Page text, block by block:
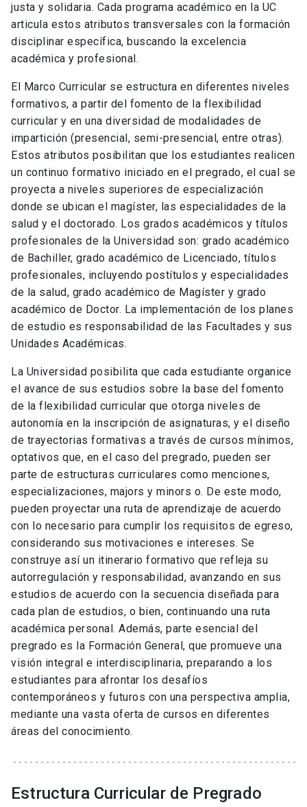
justa y solidaria. Cada programa académico en la UC
articula estos atributos transversales con la formación
disciplinar específica, buscando la excelencia
académica y profesional.
El Marco Curricular se estructura en diferentes niveles
formativos, a partir del fomento de la flexibilidad
curricular y en una diversidad de modalidades de
impartición (presencial, semi-presencial, entre otras).
Estos atributos posibilitan que los estudiantes realicen
un continuo formativo iniciado en el pregrado, el cual se
proyecta a niveles superiores de especialización
donde se ubican el magíster, las especialidades de la
salud y el doctorado. Los grados académicos y títulos
profesionales de la Universidad son: grado académico
de Bachiller, grado académico de Licenciado, títulos
profesionales, incluyendo postítulos y especialidades
de la salud, grado académico de Magíster y grado
académico de Doctor. La implementación de los planes
de estudio es responsabilidad de las Facultades y sus
Unidades Académicas.
La Universidad posibilita que cada estudiante organice
el avance de sus estudios sobre la base del fomento
de la flexibilidad curricular que otorga niveles de
autonomía en la inscripción de asignaturas, y el diseño
de trayectorias formativas a través de cursos mínimos,
optativos que, en el caso del pregrado, pueden ser
parte de estructuras curriculares como menciones,
especializaciones, majors y minors o. De este modo,
pueden proyectar una ruta de aprendizaje de acuerdo
con lo necesario para cumplir los requisitos de egreso,
considerando sus motivaciones e intereses. Se
construye así un itinerario formativo que refleja su
autorregulación y responsabilidad, avanzando en sus
estudios de acuerdo con la secuencia diseñada para
cada plan de estudios, o bien, continuando una ruta
académica personal. Además, parte esencial del
pregrado es la Formación General, que promueve una
visión integral e interdisciplinaria, preparando a los
estudiantes para afrontar los desafíos
contemporáneos y futuros con una perspectiva amplia,
mediante una vasta oferta de cursos en diferentes
áreas del conocimiento.
Estructura Curricular de Pregrado